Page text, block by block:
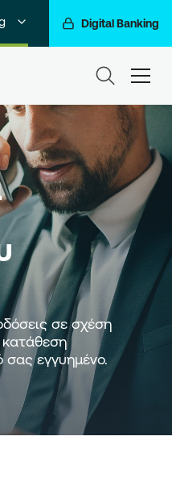
Digital Banking
σε σχέση
κατάθεση
σας εγγυημένο.